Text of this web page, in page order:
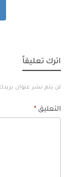
اترك تعليقاً
لن يتم نشر عنوان بريدك
التعليق *